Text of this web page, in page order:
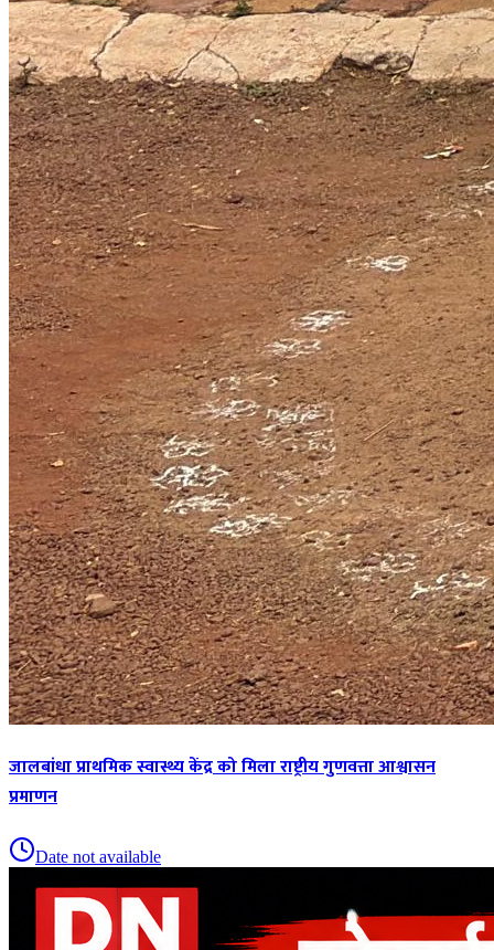
जालबांधा प्राथमिक स्वास्थ्य केंद्र को मिला राष्ट्रीय गुणवत्ता आश्वासन
प्रमाणन
Date not available